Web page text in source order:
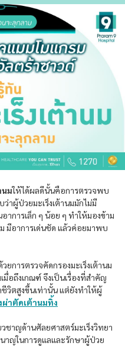
นมให้ได้ผลดีนั้นคือการตรวจพบ
าผู้ป่วยมะเร็งเต้านมมักไม่มี
าการเล็ก ๆ น้อย ๆ ทำให้มองข้าม
มีอาการเด่นชัด แล้วค่อยมาพบ
การตรวจคัดกรองมะเร็งเต้านม
มื่อถึงเกณฑ์ จึงเป็นเรื่องที่สำคัญ
วิตสูงขึ้นเท่านั้น แต่ยังทำให้ผู้
าตัดเต้านมทิ้ง
าญด้านศัลยศาสตร์มะเร็งวิทยา
าญในการดูแลและรักษาผู้ป่วย